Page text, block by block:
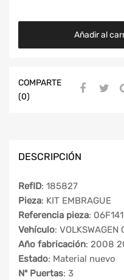
Añadir al
COMPARTE
(0)
DESCRIPCIÓN
RefID: 185827
Pieza: KIT EMBRAGUE
Referencia pieza:
Vehículo:
Año fabricación: 2008
Estado: Material nuevo
Nº Puertas: 3